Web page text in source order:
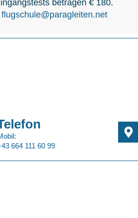
betragen € 180.
flugschule@paragleiten.net
664 111 60 99